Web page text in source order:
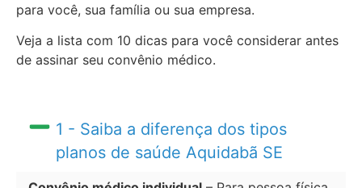
para você, sua família ou sua empresa.
Veja a lista com 10 dicas para você considerar antes
de assinar seu convênio médico.
1 - Saiba a diferença dos tipos
planos de saúde Aquidabã SE